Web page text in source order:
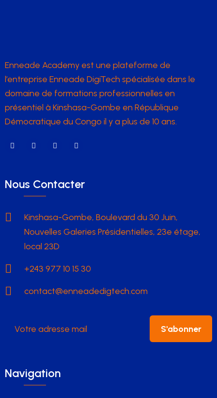
Enneade Academy est une plateforme de
l’entreprise Enneade DigiTech spécialisée dans le
domaine de formations professionnelles en
présentiel à Kinshasa-Gombe en République
Démocratique du Congo il y a plus de 10 ans.
Nous Contacter
Kinshasa-Gombe, Boulevard du 30 Juin,
Nouvelles Galeries Présidentielles, 23e étage,
local 23D
+243 977 10 15 30
contact@enneadedigtech.com
S'abonner
Navigation